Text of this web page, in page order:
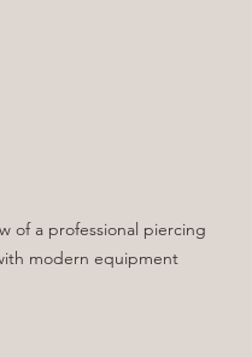
of a professional piercing
modern equipment